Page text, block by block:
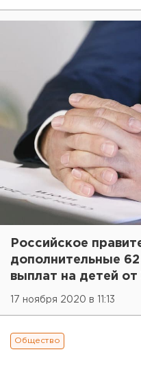
Российское
дополнительные
выплат на детей от
17 ноября 2020 в 11:13
Общество